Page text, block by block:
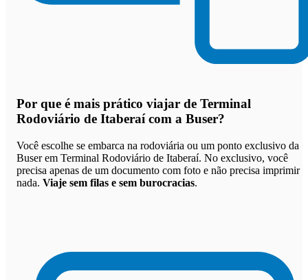
Por que é mais prático viajar de Terminal
Rodoviário de Itaberaí com a Buser?
Você escolhe se embarca na rodoviária ou um ponto exclusivo da
Buser em Terminal Rodoviário de Itaberaí. No exclusivo, você
precisa apenas de um documento com foto e não precisa imprimir
nada. Viaje sem filas e sem burocracias.